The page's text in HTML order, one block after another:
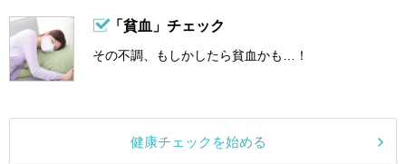
「貧血」チェック
その不調、もしかしたら貧血かも…！
健康チェックを始める